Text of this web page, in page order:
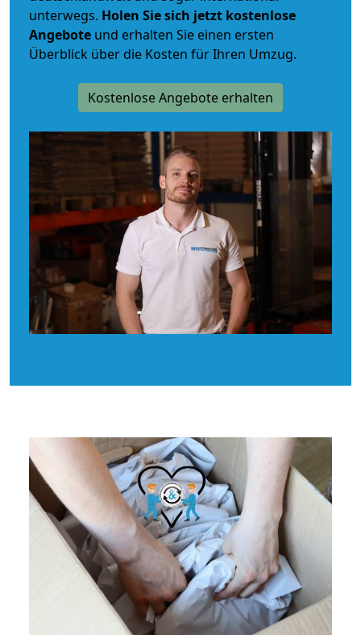
unterwegs. Holen Sie sich jetzt kostenlose
Angebote und erhalten Sie einen ersten
Überblick über die Kosten für Ihren Umzug.
Kostenlose Angebote erhalten